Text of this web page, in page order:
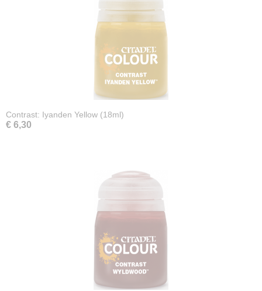
Contrast: Iyanden Yellow (18ml)
€ 6,30